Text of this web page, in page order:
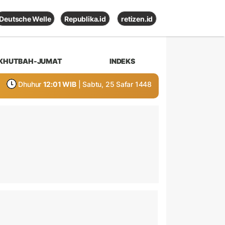
Deutsche Welle Republika.id retizen.id
JUMAT INDEKS
Dhuhur 12:01 WIB | Sabtu, 25 Safar 1448